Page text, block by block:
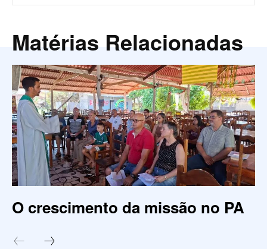
Matérias Relacionadas
O crescimento da missão no PA